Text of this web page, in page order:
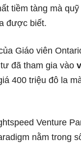
tiềm tàng mà
được biết.
Giáo viên
đã tham gia vào
400 triệu đô la
Venture
nằm trong